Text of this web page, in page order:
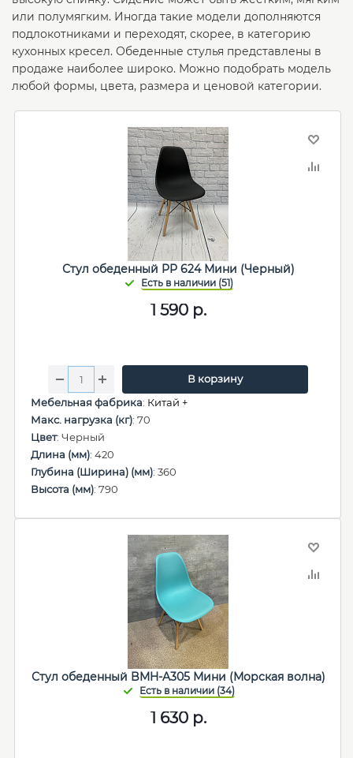
или полумягким. Иногда такие модели дополняются
подлокотниками и переходят, скорее, в категорию
кухонных кресел. Обеденные стулья представлены в
продаже наиболее широко. Можно подобрать модель
любой формы, цвета, размера и ценовой категории.
Стул обеденный PP 624 Мини (Черный)
1 590р.
В корзину
Мебельная фабрика: Китай +
Макс. нагрузка (кг): 70
Цвет: Черный
Длина (мм): 420
Глубина (Ширина) (мм): 360
Высота (мм): 790
Стул обеденный BMH-A305 Мини (Морская волна)
1 630р.